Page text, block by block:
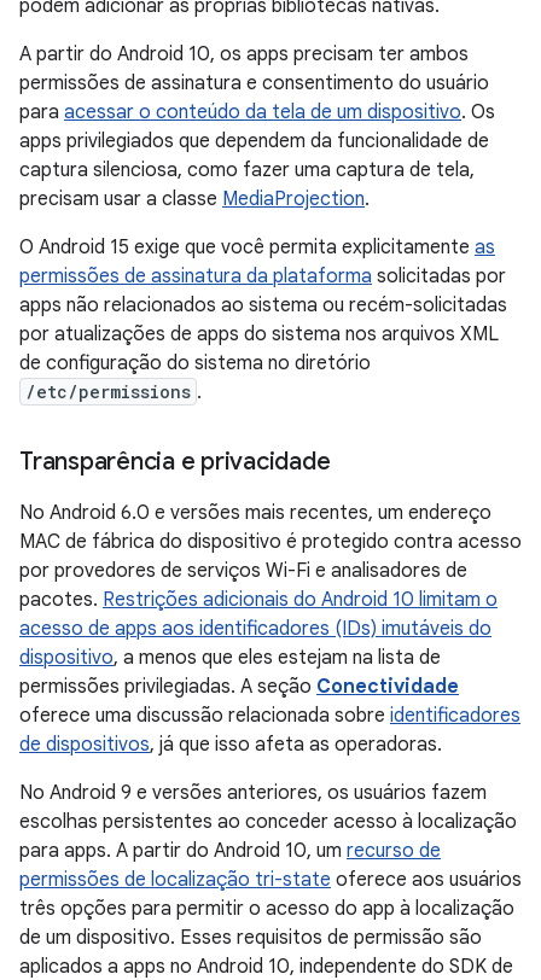
podem adicionar as próprias bibliotecas nativas.
A partir do Android 10, os apps precisam ter ambos
permissões de assinatura e consentimento do usuário
para acessar o conteúdo da tela de um dispositivo. Os
apps privilegiados que dependem da funcionalidade de
captura silenciosa, como fazer uma captura de tela,
precisam usar a classe MediaProjection.
O Android 15 exige que você permita explicitamente as
permissões de assinatura da plataforma solicitadas por
apps não relacionados ao sistema ou recém-solicitadas
por atualizações de apps do sistema nos arquivos XML
de configuração do sistema no diretório
/etc/permissions .
Transparência e privacidade
No Android 6.0 e versões mais recentes, um endereço
MAC de fábrica do dispositivo é protegido contra acesso
por provedores de serviços Wi-Fi e analisadores de
pacotes. Restrições adicionais do Android 10 limitam o
acesso de apps aos identificadores (IDs) imutáveis do
dispositivo, a menos que eles estejam na lista de
permissões privilegiadas. A seção Conectividade
oferece uma discussão relacionada sobre identificadores
de dispositivos, já que isso afeta as operadoras.
No Android 9 e versões anteriores, os usuários fazem
escolhas persistentes ao conceder acesso à localização
para apps. A partir do Android 10, um recurso de
permissões de localização tri-state oferece aos usuários
três opções para permitir o acesso do app à localização
de um dispositivo. Esses requisitos de permissão são
aplicados a apps no Android 10, independente do SDK de